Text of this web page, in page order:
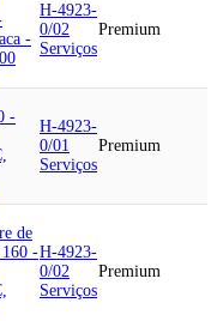
-
H-4923-
0/02
Serviços
Premium
-
H-4923-
0/01
Serviços
Premium
de
-H-4923-
0/02
Serviços
Premium